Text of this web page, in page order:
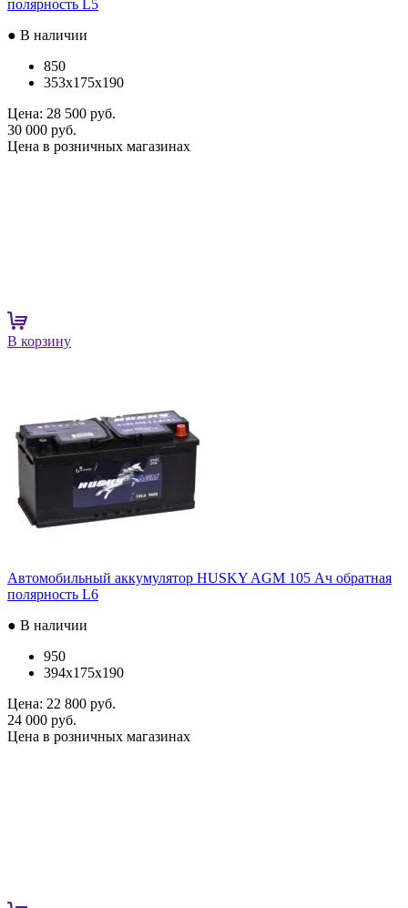
полярность L5
● В наличии
850
353x175x190
Цена: 28 500 руб.
30 000 руб.
Цена в розничных магазинах
В корзину
Автомобильный аккумулятор HUSKY AGM 105 Ач обратная
полярность L6
● В наличии
950
394x175x190
Цена: 22 800 руб.
24 000 руб.
Цена в розничных магазинах